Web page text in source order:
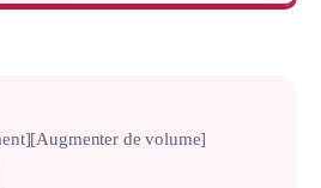
[Augmenter de volume]